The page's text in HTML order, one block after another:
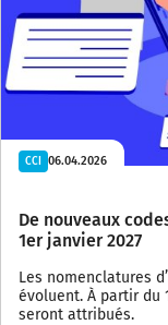
CCI 06.04.2026
De nouveaux
1er janvier 2027
Les nomenclatures
évoluent. À partir du
seront attribués.